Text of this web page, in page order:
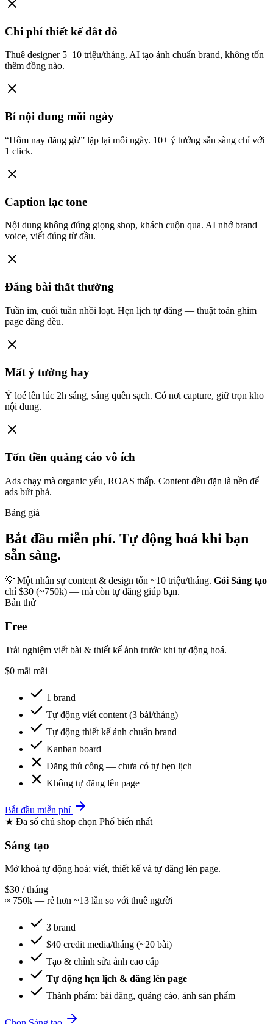
Chi phí thiết kế đắt đỏ
Thuê designer 5–10 triệu/tháng. AI tạo ảnh chuẩn brand, không tốn
thêm đồng nào.
Bí nội dung mỗi ngày
“Hôm nay đăng gì?” lặp lại mỗi ngày. 10+ ý tưởng sẵn sàng chỉ với
1 click.
Caption lạc tone
Nội dung không đúng giọng shop, khách cuộn qua. AI nhớ brand
voice, viết đúng từ đầu.
Đăng bài thất thường
Tuần im, cuối tuần nhồi loạt. Hẹn lịch tự đăng — thuật toán ghim
page đăng đều.
Mất ý tưởng hay
Ý loé lên lúc 2h sáng, sáng quên sạch. Có nơi capture, giữ trọn kho
nội dung.
Tốn tiền quảng cáo vô ích
Ads chạy mà organic yếu, ROAS thấp. Content đều đặn là nền để
ads bứt phá.
Bảng giá
Bắt đầu miễn phí. Tự động hoá khi bạn
sẵn sàng.
💡 Một nhân sự content & design tốn ~10 triệu/tháng. Gói Sáng tạo
chỉ $30 (~750k) — mà còn tự đăng giúp bạn.
Bản thử
Free
Trải nghiệm viết bài & thiết kế ảnh trước khi tự động hoá.
$0 mãi mãi
1 brand
Tự động viết content (3 bài/tháng)
Tự động thiết kế ảnh chuẩn brand
Kanban board
Đăng thủ công — chưa có tự hẹn lịch
Không tự đăng lên page
Bắt đầu miễn phí
★ Đa số chủ shop chọn Phổ biến nhất
Sáng tạo
Mở khoá tự động hoá: viết, thiết kế và tự đăng lên page.
$30 / tháng
≈ 750k — rẻ hơn ~13 lần so với thuê người
3 brand
$40 credit media/tháng (~20 bài)
Tạo & chỉnh sửa ảnh cao cấp
Tự động hẹn lịch & đăng lên page
Thành phẩm: bài đăng, quảng cáo, ảnh sản phẩm